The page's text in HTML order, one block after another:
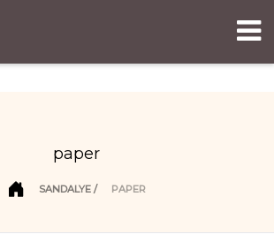
paper
SANDALYE PAPER